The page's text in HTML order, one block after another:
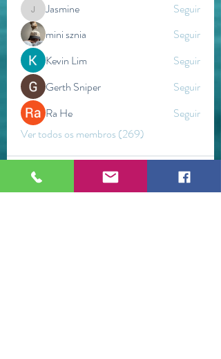
JasmineJasmine
Seguir
mini sznia
Seguir
Kevin Lim
Seguir
Gerth Sniper
Seguir
Ra He
Seguir
Ver todos os membros (269)